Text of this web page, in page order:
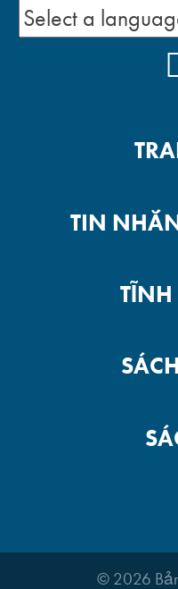
TIN
© 2026